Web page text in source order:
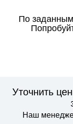
По
Уточнить
Наш